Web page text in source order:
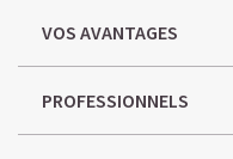
VOS AVANTAGES
PROFESSIONNELS